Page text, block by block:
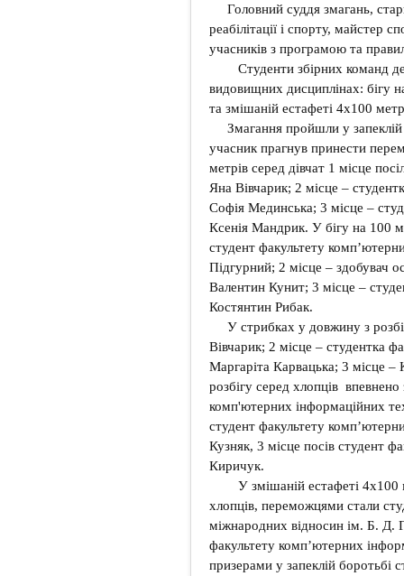
Головний суддя змагань,
реабілітації і спорту, майстер
учасників з програмою та
Студенти збірних команд
видовищних дисциплінах: бігу
та змішаній естафеті 4х100
Змагання пройшли у
учасник прагнув принести
метрів серед дівчат 1 місце
Яна Вівчарик; 2 місце –
Софія Мединська; 3 місце –
Ксенія Мандрик. У бігу на 100
студент факультету
Підгурний; 2 місце – здобувач
Валентин Кунит; 3 місце –
Костянтин Рибак.
У стрибках у довжину з
Вівчарик; 2 місце – студентка
Маргаріта Карвацька; 3 місце
розбігу серед хлопців
комп'ютерних інформаційних
студент факультету
Кузняк, 3 місце посів студент
Киричук.
У змішаній естафеті 4х100
хлопців, переможцями стали
міжнародних відносин ім. Б. Д.
факультету комп’ютерних
призерами у запеклій боротьбі